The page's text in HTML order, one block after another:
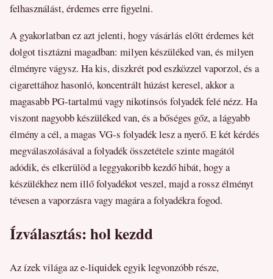
felhasználást, érdemes erre figyelni.
A gyakorlatban ez azt jelenti, hogy vásárlás előtt érdemes két
dolgot tisztázni magadban: milyen készüléked van, és milyen
élményre vágysz. Ha kis, diszkrét pod eszközzel vaporzol, és a
cigarettához hasonló, koncentrált húzást keresel, akkor a
magasabb PG-tartalmú vagy nikotinsós folyadék felé nézz. Ha
viszont nagyobb készüléked van, és a bőséges gőz, a lágyabb
élmény a cél, a magas VG-s folyadék lesz a nyerő. E két kérdés
megválaszolásával a folyadék összetétele szinte magától
adódik, és elkerülöd a leggyakoribb kezdő hibát, hogy a
készülékhez nem illő folyadékot veszel, majd a rossz élményt
tévesen a vaporzásra vagy magára a folyadékra fogod.
Ízválasztás: hol kezdd
Az ízek világa az e-liquidek egyik legvonzóbb része,